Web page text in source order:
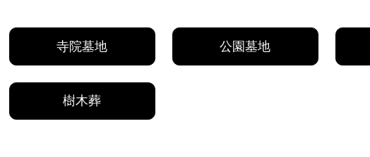
寺院墓地 公園墓地
樹木葬